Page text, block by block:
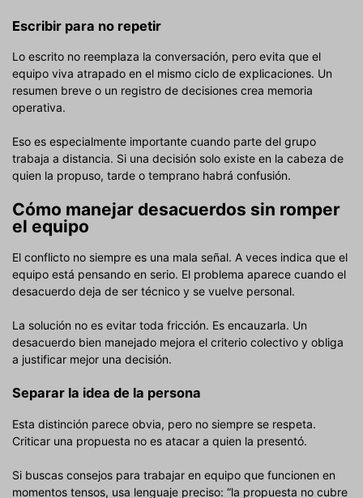
Escribir para no repetir
Lo escrito no reemplaza la conversación, pero evita que el
equipo viva atrapado en el mismo ciclo de explicaciones. Un
resumen breve o un registro de decisiones crea memoria
operativa.
Eso es especialmente importante cuando parte del grupo
trabaja a distancia. Si una decisión solo existe en la cabeza de
quien la propuso, tarde o temprano habrá confusión.
Cómo manejar desacuerdos sin romper
el equipo
El conflicto no siempre es una mala señal. A veces indica que el
equipo está pensando en serio. El problema aparece cuando el
desacuerdo deja de ser técnico y se vuelve personal.
La solución no es evitar toda fricción. Es encauzarla. Un
desacuerdo bien manejado mejora el criterio colectivo y obliga
a justificar mejor una decisión.
Separar la idea de la persona
Esta distinción parece obvia, pero no siempre se respeta.
Criticar una propuesta no es atacar a quien la presentó.
Si buscas consejos para trabajar en equipo que funcionen en
momentos tensos, usa lenguaje preciso: “la propuesta no cubre